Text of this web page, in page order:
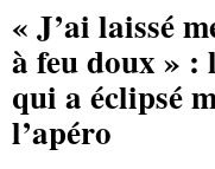
« J’ai laissé
à feu doux » :
qui a éclipsé
l’apéro